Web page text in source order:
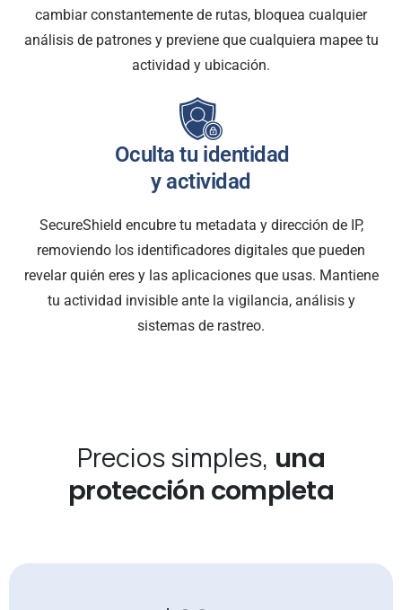
cambiar constantemente de rutas, bloquea cualquier
análisis de patrones y previene que cualquiera mapee tu
actividad y ubicación.
Oculta tu identidad
y actividad
SecureShield encubre tu metadata y dirección de IP,
removiendo los identificadores digitales que pueden
revelar quién eres y las aplicaciones que usas. Mantiene
tu actividad invisible ante la vigilancia, análisis y
sistemas de rastreo.
Precios simples, una
protección completa